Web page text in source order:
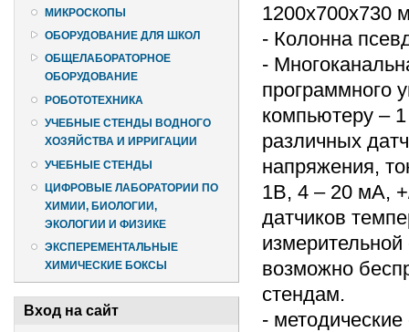
МИКРОСКОПЫ
ОБОРУДОВАНИЕ ДЛЯ ШКОЛ
ОБЩЕЛАБОРАТОРНОЕ
ОБОРУДОВАНИЕ
РОБОТОТЕХНИКА
УЧЕБНЫЕ СТЕНДЫ ВОДНОГО
ХОЗЯЙСТВА И ИРРИГАЦИИ
УЧЕБНЫЕ СТЕНДЫ
ЦИФРОВЫЕ ЛАБОРАТОРИИ ПО
ХИМИИ, БИОЛОГИИ,
ЭКОЛОГИИ И ФИЗИКЕ
ЭКСПЕРЕМЕНТАЛЬНЫЕ
ХИМИЧЕСКИЕ БОКСЫ
Вход на сайт
1200х700х730
- Колонна
-
программного
компьютеру –
различных
напряжения,
1В, 4 – 20 мА,
датчиков
возможно
стендам.
-